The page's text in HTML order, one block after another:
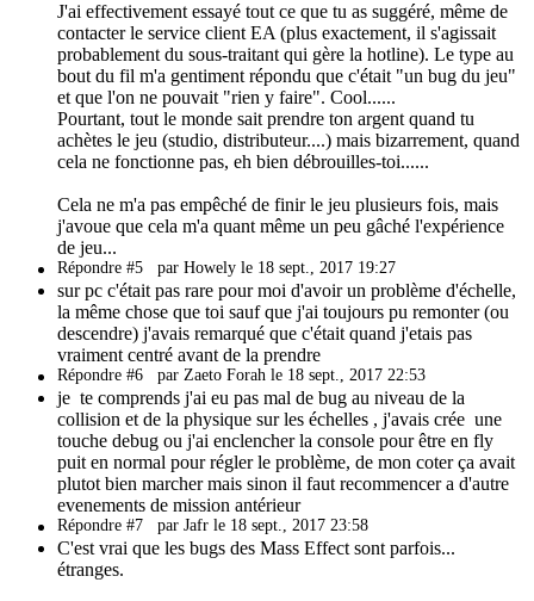
J'ai effectivement essayé tout ce que tu as suggéré, même de
contacter le service client EA (plus exactement, il s'agissait
probablement du sous-traitant qui gère la hotline). Le type au
bout du fil m'a gentiment répondu que c'était "un bug du jeu"
et que l'on ne pouvait "rien y faire". Cool......
Pourtant, tout le monde sait prendre ton argent quand tu
achètes le jeu (studio, distributeur....) mais bizarrement, quand
cela ne fonctionne pas, eh bien débrouilles-toi......
Cela ne m'a pas empêché de finir le jeu plusieurs fois, mais
j'avoue que cela m'a quant même un peu gâché l'expérience
de jeu...
Répondre #5 par Howely le 18 sept., 2017 19:27
sur pc c'était pas rare pour moi d'avoir un problème d'échelle,
la même chose que toi sauf que j'ai toujours pu remonter (ou
descendre) j'avais remarqué que c'était quand j'etais pas
vraiment centré avant de la prendre
Répondre #6 par Zaeto Forah le 18 sept., 2017 22:53
je te comprends j'ai eu pas mal de bug au niveau de la
collision et de la physique sur les échelles , j'avais crée une
touche debug ou j'ai enclencher la console pour être en fly
puit en normal pour régler le problème, de mon coter ça avait
plutot bien marcher mais sinon il faut recommencer a d'autre
evenements de mission antérieur
Répondre #7 par Jafr le 18 sept., 2017 23:58
C'est vrai que les bugs des Mass Effect sont parfois...
étranges.